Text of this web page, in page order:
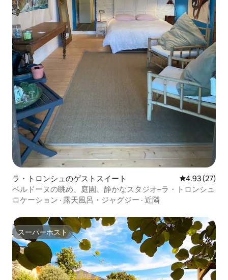
ラ・トロンシュのゲストスイート レビュー27
4.93 (27)
ベルドーヌの眺め、庭園、静かなスタジオ–ラ・トロンシュ
ロケーション · 露天風呂・ジャグジー · 近隣
スーパーホスト
スーパーホスト